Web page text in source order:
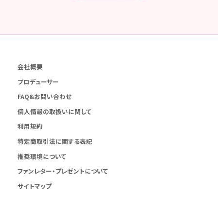
会社概要
プロデューサー
FAQ&お問い合わせ
個人情報の取扱いに関して
利用規約
特定商取引法に関する表記
推奨環境について
ファンレター・プレゼントについて
サイトマップ